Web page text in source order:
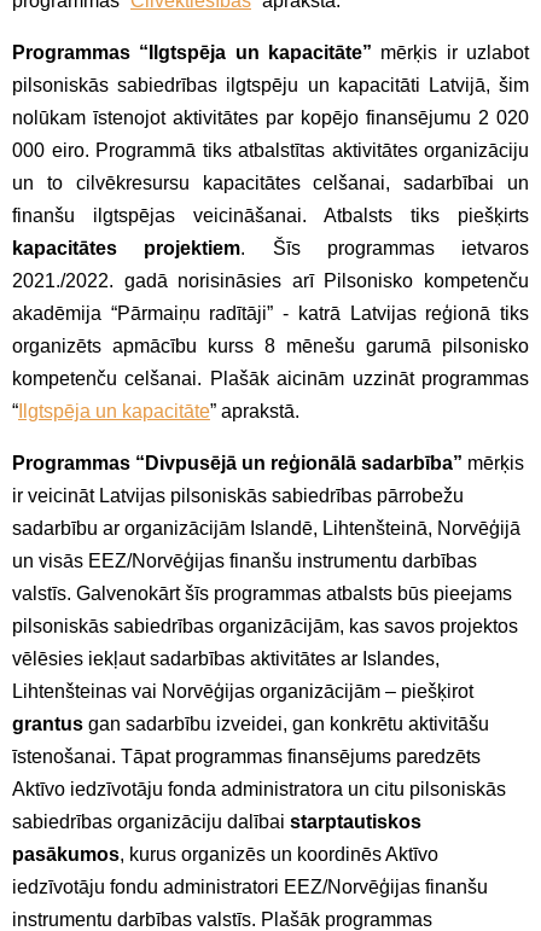
Programmas “Ilgtspēja un kapacitāte” mērķis ir uzlabot
pilsoniskās sabiedrības ilgtspēju un kapacitāti Latvijā, šim
nolūkam īstenojot aktivitātes par kopējo finansējumu 2 020
000 eiro. Programmā tiks atbalstītas aktivitātes organizāciju
un to cilvēkresursu kapacitātes celšanai, sadarbībai un
finanšu ilgtspējas veicināšanai. Atbalsts tiks piešķirts
kapacitātes projektiem. Šīs programmas ietvaros
2021./2022. gadā norisināsies arī Pilsonisko kompetenču
akadēmija “Pārmaiņu radītāji” - katrā Latvijas reģionā tiks
organizēts apmācību kurss 8 mēnešu garumā pilsonisko
kompetenču celšanai. Plašāk aicinām uzzināt programmas
“ Ilgtspēja un kapacitāte” aprakstā.
Programmas “Divpusējā un reģionālā sadarbība” mērķis
ir veicināt Latvijas pilsoniskās sabiedrības pārrobežu
sadarbību ar organizācijām Islandē, Lihtenšteinā, Norvēģijā
un visās EEZ/Norvēģijas finanšu instrumentu darbības
valstīs. Galvenokārt šīs programmas atbalsts būs pieejams
pilsoniskās sabiedrības organizācijām, kas savos projektos
vēlēsies iekļaut sadarbības aktivitātes ar Islandes,
Lihtenšteinas vai Norvēģijas organizācijām – piešķirot
grantus gan sadarbību izveidei, gan konkrētu aktivitāšu
īstenošanai. Tāpat programmas finansējums paredzēts
Aktīvo iedzīvotāju fonda administratora un citu pilsoniskās
sabiedrības organizāciju dalībai starptautiskos
pasākumos, kurus organizēs un koordinēs Aktīvo
iedzīvotāju fondu administratori EEZ/Norvēģijas finanšu
instrumentu darbības valstīs. Plašāk programmas